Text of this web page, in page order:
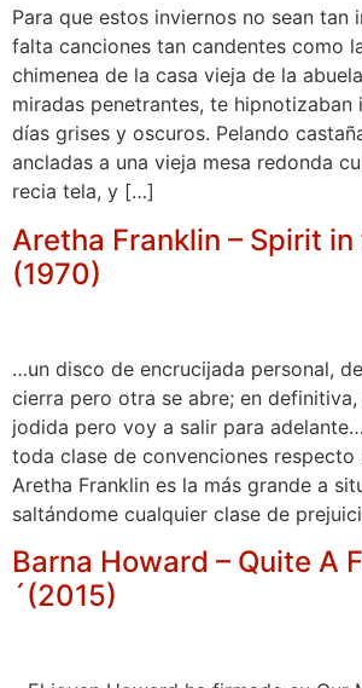
Para que estos inviernos no sean tan
falta canciones tan candentes como
chimenea de la casa vieja de la
miradas penetrantes, te hipnotizaban
días grises y oscuros. Pelando
ancladas a una vieja mesa redonda
recia tela, y […]
Aretha Franklin – Spirit
(1970)
…un disco de encrucijada personal,
cierra pero otra se abre; en
jodida pero voy a salir para
toda clase de convenciones respecto
Aretha Franklin es la más grande a
saltándome cualquier clase de
Barna Howard – Quite A
´(2015)